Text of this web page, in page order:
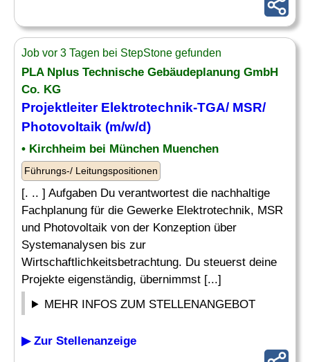
Job vor 3 Tagen bei StepStone gefunden
PLA Nplus Technische Gebäudeplanung GmbH
Co. KG
Projektleiter Elektrotechnik-TGA/ MSR/
Photovoltaik (m/w/d)
• Kirchheim bei München Muenchen
Führungs-/ Leitungspositionen
[. .. ] Aufgaben Du verantwortest die nachhaltige
Fachplanung für die Gewerke Elektrotechnik, MSR
und Photovoltaik von der Konzeption über
Systemanalysen bis zur
Wirtschaftlichkeitsbetrachtung. Du steuerst deine
Projekte eigenständig, übernimmst [...]
MEHR INFOS ZUM STELLENANGEBOT
▶ Zur Stellenanzeige